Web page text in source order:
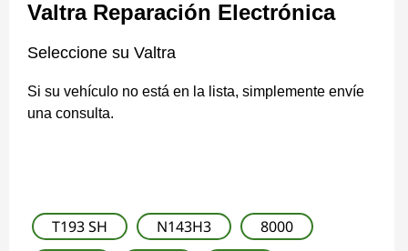
Valtra Reparación Electrónica
Seleccione su Valtra
Si su vehículo no está en la lista, simplemente envíe
una consulta.
T193 SH N143H3
8000